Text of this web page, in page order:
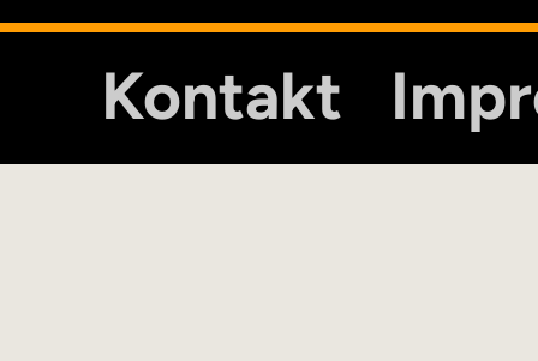
Kontakt